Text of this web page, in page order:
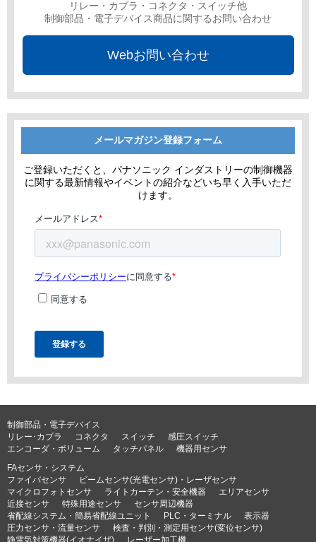
リレー・カプラ・コネクタ・スイッチ他
制御部品・電子デバイス商品に関するお問い合わせ
Webお問い合わせ
メールマガジン登録フォーム
ご登録いただくと、パナソニック インダストリーの制御機器
に関する最新情報やイベントの紹介などいち早く入手いただ
けます。
制御部品・電子デバイス
リレー･カプラ
コネクタ スイッチ
感圧スイッチ
エンコーダ・ボリューム
タッチパネル
機器用センサ
FAセンサ・システム
ファイバセンサ
ビームセンサ(光電センサ)・レーザセンサ
マイクロフォトセンサ
ライトカーテン・安全機器
エリアセンサ
近接センサ
特殊用途センサ
センサ周辺機器
省配線システム・簡易省配線ユニット
PLC・ターミナル
表示器
圧力センサ・流量センサ
検査・判別・測定用センサ(変位センサ)
静電気対策機器(イオナイザ)
レーザー加工機